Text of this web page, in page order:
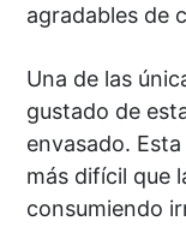
agradables de
Una de las
gustado de
envasado.
más difícil que
consumiendo